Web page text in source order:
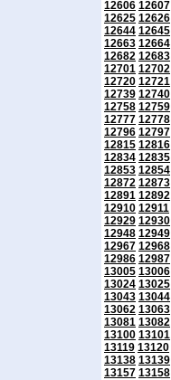
12606 12607
12625 12626
12644 12645
12663 12664
12682 12683
12701 12702
12720 12721
12739 12740
12758 12759
12777 12778
12796 12797
12815 12816
12834 12835
12853 12854
12872 12873
12891 12892
12910 12911
12929 12930
12948 12949
12967 12968
12986 12987
13005 13006
13024 13025
13043 13044
13062 13063
13081 13082
13100 13101
13119 13120
13138 13139
13157 13158